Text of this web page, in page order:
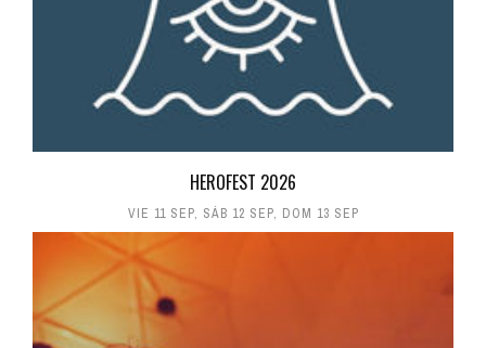
HEROFEST 2026
VIE 11 SEP, SÁB 12 SEP, DOM 13 SEP